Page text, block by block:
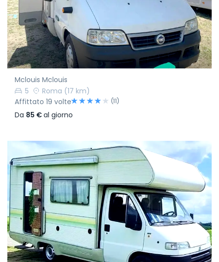
Mclouis Mclouis
5
Roma (17 km)
Affittato 19 volte
(11)
Da 85 €al giorno